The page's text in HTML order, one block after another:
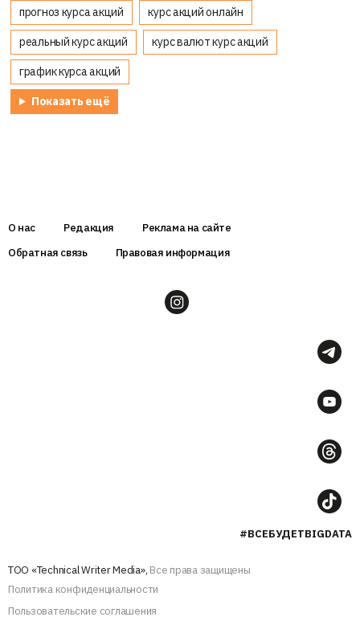
прогноз курса акций курс акций онлайн
реальный курс акций курс валют курс акций
график курса акций
Показать ещё
О нас Редакция
Реклама на сайте
Обратная связь
Правовая информация
#ВСЕБУДЕТBIGDATA
ТОО «Technical Writer Media», Все права защищены
Политика конфиденциальности
Пользовательские соглашения